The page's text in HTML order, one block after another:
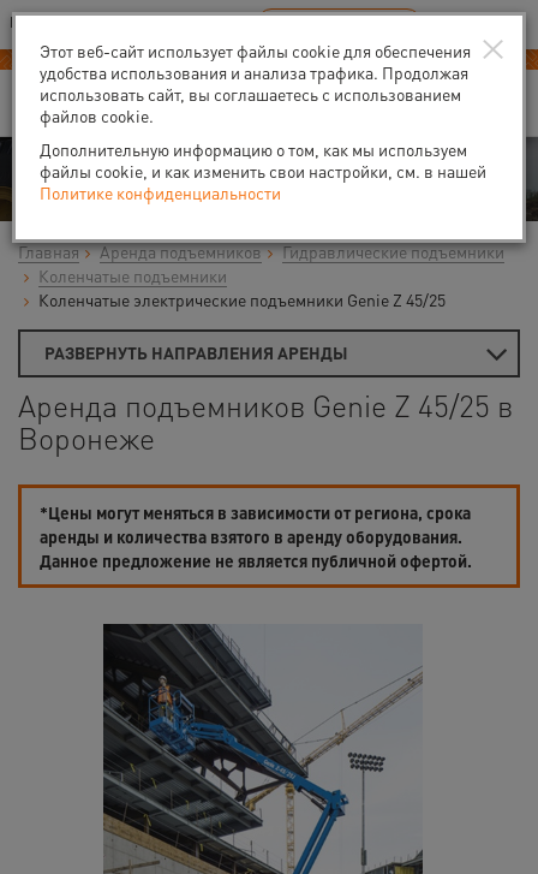
Ваш город:Воронеж
В Вашем регионе нет наших офисов RU EN
Аренда
Главная Аренда подъемников
Гидравлические подъемники
Коленчатые подъемники
Коленчатые электрические подъемники Genie Z 45/25
РАЗВЕРНУТЬ НАПРАВЛЕНИЯ АРЕНДЫ
Аренда подъемников Genie Z 45/25 в
Воронеже
*Цены могут меняться в зависимости от региона, срока
аренды и количества взятого в аренду оборудования.
Данное предложение не является публичной офертой.
×
Этот веб-сайт использует файлы cookie для обеспечения
удобства использования и анализа трафика. Продолжая
использовать сайт, вы соглашаетесь с использованием
файлов cookie.
Дополнительную информацию о том, как мы используем
файлы cookie, и как изменить свои настройки, см. в нашей
Политике конфиденциальности